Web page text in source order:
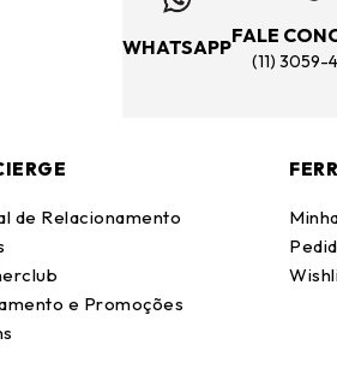
WHATSAPP
FALE
(11) 3059-
de Relacionamento
e Promoções